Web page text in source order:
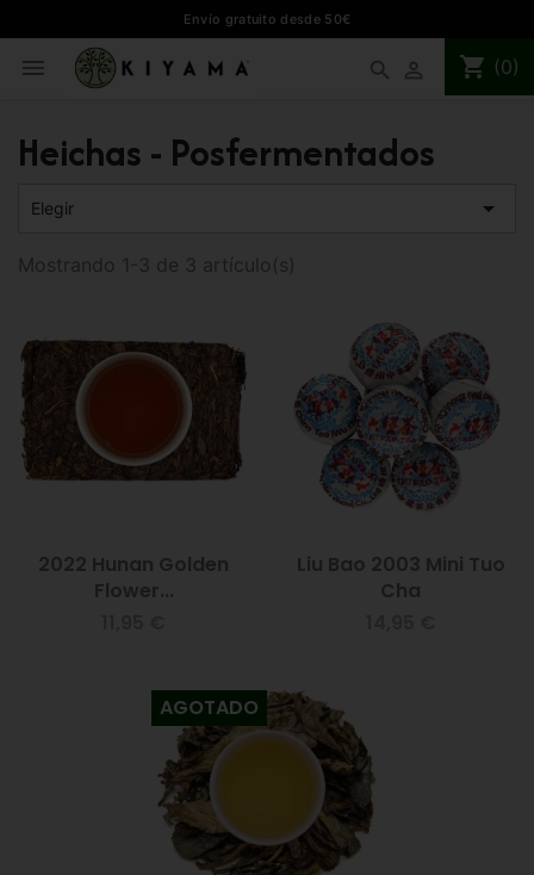
Envío gratuito desde 50€
 shopping_cart (0)
search 
Heichas - Posfermentados
Elegir 
Mostrando 1-3 de 3 artículo(s)
2022 Hunan Golden
Flower...
Liu Bao 2003 Mini Tuo
Cha
AGOTADO